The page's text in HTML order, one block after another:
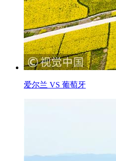
爱尔兰 VS 葡萄牙